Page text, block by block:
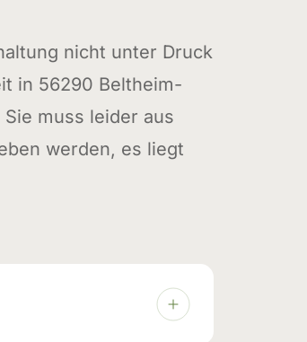
nicht unter Druck
in 56290 Beltheim-
muss leider aus
werden, es liegt